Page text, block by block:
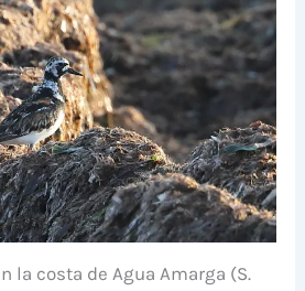
la costa de Agua Amarga (S.